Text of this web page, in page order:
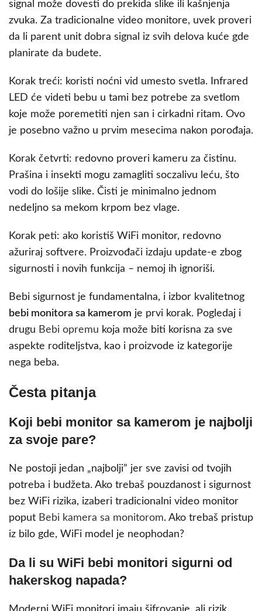
signal može dovesti do prekida slike ili kašnjenja
zvuka. Za tradicionalne video monitore, uvek proveri
da li parent unit dobra signal iz svih delova kuće gde
planirate da budete.
Korak treći: koristi noćni vid umesto svetla. Infrared
LED će videti bebu u tami bez potrebe za svetlom
koje može poremetiti njen san i cirkadni ritam. Ovo
je posebno važno u prvim mesecima nakon porođaja.
Korak četvrti: redovno proveri kameru za čistinu.
Prašina i insekti mogu zamagliti soczalivu leću, što
vodi do lošije slike. Čisti je minimalno jednom
nedeljno sa mekom krpom bez vlage.
Korak peti: ako koristiš WiFi monitor, redovno
ažuriraj softvere. Proizvođači izdaju update-e zbog
sigurnosti i novih funkcija – nemoj ih ignoriši.
Bebi sigurnost je fundamentalna, i izbor kvalitetnog
bebi monitora sa kamerom je prvi korak. Pogledaj i
drugu Bebi opremu koja može biti korisna za sve
aspekte roditeljstva, kao i proizvode iz kategorije
nega beba.
Česta pitanja
Koji bebi monitor sa kamerom je najbolji
za svoje pare?
Ne postoji jedan „najbolji” jer sve zavisi od tvojih
potreba i budžeta. Ako trebaš pouzdanost i sigurnost
bez WiFi rizika, izaberi tradicionalni video monitor
poput Bebi kamera sa monitorom. Ako trebaš pristup
iz bilo gde, WiFi model je neophodan?
Da li su WiFi bebi monitori sigurni od
hakerskog napada?